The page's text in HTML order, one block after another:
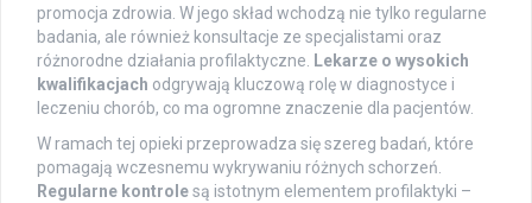
promocja zdrowia. W jego skład wchodzą nie tylko regularne
badania, ale również konsultacje ze specjalistami oraz
różnorodne działania profilaktyczne. Lekarze o wysokich
kwalifikacjach odgrywają kluczową rolę w diagnostyce i
leczeniu chorób, co ma ogromne znaczenie dla pacjentów.
W ramach tej opieki przeprowadza się szereg badań, które
pomagają wczesnemu wykrywaniu różnych schorzeń.
Regularne kontrolesą istotnym elementem profilaktyki –